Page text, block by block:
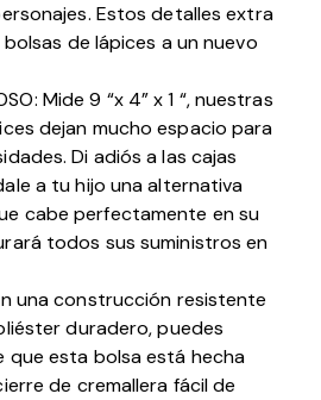
Estos detalles extra
de lápices a un nuevo
Mide 9 “x 4” x 1 “, nuestras
dejan mucho espacio para
Di adiós a las cajas
a tu hijo una alternativa
cabe perfectamente en su
todos sus suministros en
una construcción resistente
duradero, puedes
que esta bolsa está hecha
de cremallera fácil de